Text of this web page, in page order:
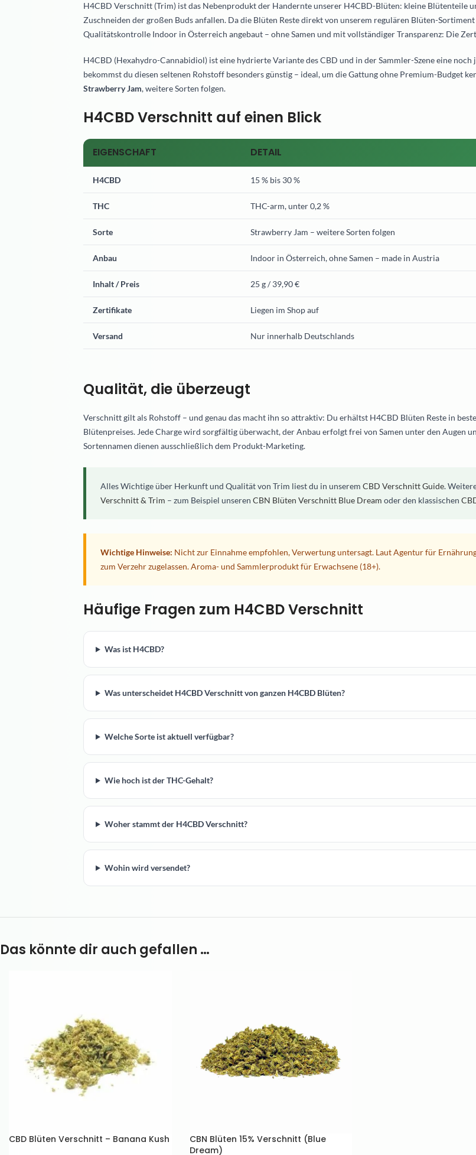
H4CBD Verschnitt (Trim) ist das Nebenprodukt der Handernte unserer H4CBD-Blüten: kleine Blütenteile
Zuschneiden der großen Buds anfallen. Da die Blüten Reste direkt von unserem regulären Blüten-
Qualitätskontrolle Indoor in Österreich angebaut – ohne Samen und mit vollständiger Transparenz: Die
H4CBD (Hexahydro-Cannabidiol) ist eine hydrierte Variante des CBD und in der Sammler-Szene eine
bekommst du diesen seltenen Rohstoff besonders günstig – ideal, um die Gattung ohne Premium-Budget
Strawberry Jam, weitere Sorten folgen.
H4CBD Verschnitt auf einen Blick
EIGENSCHAFT DETAIL
H4CBD 15 % bis 30 %
THC THC-arm, unter 0,2 %
Sorte Strawberry Jam – weitere Sorten folgen
Anbau Indoor in Österreich, ohne Samen – made in Austria
Inhalt / Preis 25 g / 39,90 €
Zertifikate Liegen im Shop auf
Versand Nur innerhalb Deutschlands
Qualität, die überzeugt
Verschnitt gilt als Rohstoff – und genau das macht ihn so attraktiv: Du erhältst H4CBD Blüten Reste in
Blütenpreises. Jede Charge wird sorgfältig überwacht, der Anbau erfolgt frei von Samen unter den Augen
Sortennamen dienen ausschließlich dem Produkt-Marketing.
Alles Wichtige über Herkunft und Qualität von Trim liest du in unserem CBD Verschnitt Guide.
Verschnitt & Trim – zum Beispiel unseren CBN Blüten Verschnitt Blue Dream oder den klassischen
Wichtige Hinweise: Nicht zur Einnahme empfohlen, Verwertung untersagt. Laut Agentur für
zum Verzehr zugelassen. Aroma- und Sammlerprodukt für Erwachsene (18+).
Häufige Fragen zum H4CBD Verschnitt
Was ist H4CBD?
Was unterscheidet H4CBD Verschnitt von ganzen H4CBD Blüten?
Welche Sorte ist aktuell verfügbar?
Wie hoch ist der THC-Gehalt?
Woher stammt der H4CBD Verschnitt?
Wohin wird versendet?
Das könnte dir auch gefallen …
CBD Blüten Verschnitt – Banana Kush
CBN Blüten 15% Verschnitt (Blue
Dream)